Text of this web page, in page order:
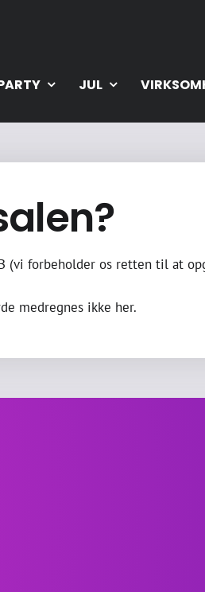
JUL
(vi forbeholder os retten til at
medregnes ikke her.